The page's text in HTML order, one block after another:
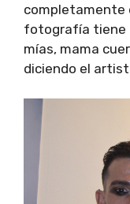
completamente
fotografía tiene
mías, mama
diciendo el